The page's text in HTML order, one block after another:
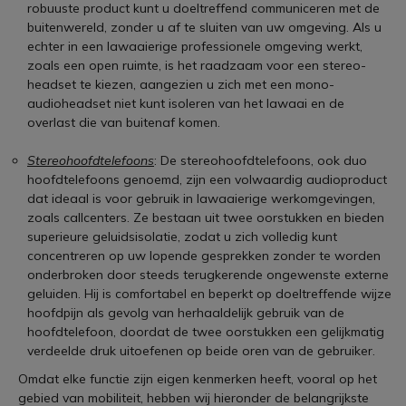
robuuste product kunt u doeltreffend communiceren met de
buitenwereld, zonder u af te sluiten van uw omgeving. Als u
echter in een lawaaierige professionele omgeving werkt,
zoals een open ruimte, is het raadzaam voor een stereo-
headset te kiezen, aangezien u zich met een mono-
audioheadset niet kunt isoleren van het lawaai en de
overlast die van buitenaf komen.
Stereohoofdtelefoons: De stereohoofdtelefoons, ook duo
hoofdtelefoons genoemd, zijn een volwaardig audioproduct
dat ideaal is voor gebruik in lawaaierige werkomgevingen,
zoals callcenters. Ze bestaan uit twee oorstukken en bieden
superieure geluidsisolatie, zodat u zich volledig kunt
concentreren op uw lopende gesprekken zonder te worden
onderbroken door steeds terugkerende ongewenste externe
geluiden. Hij is comfortabel en beperkt op doeltreffende wijze
hoofdpijn als gevolg van herhaaldelijk gebruik van de
hoofdtelefoon, doordat de twee oorstukken een gelijkmatig
verdeelde druk uitoefenen op beide oren van de gebruiker.
Omdat elke functie zijn eigen kenmerken heeft, vooral op het
gebied van mobiliteit, hebben wij hieronder de belangrijkste